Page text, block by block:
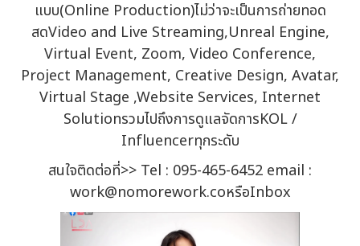
แบบ(Online Production)ไม่ว่าจะเป็นการถ่ายทอด
สดVideo and Live Streaming,Unreal Engine,
Virtual Event, Zoom, Video Conference,
Project Management, Creative Design, Avatar,
Virtual Stage ,Website Services, Internet
SolutionรวมไปถึงการดูแลจัดการKOL /
Influencerทุกระดับ
สนใจติดต่อที่>> Tel : 095-465-6452 email :
work@nomorework.coหรือInbox